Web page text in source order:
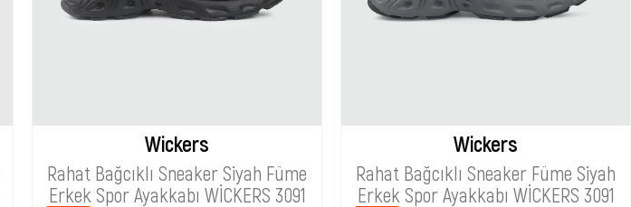
Wickers
Rahat Bağcıklı Sneaker Siyah Füme
Erkek Spor Ayakkabı WİCKERS 3091
Wickers
Rahat Bağcıklı Sneaker Füme Siyah
Erkek Spor Ayakkabı WİCKERS 3091